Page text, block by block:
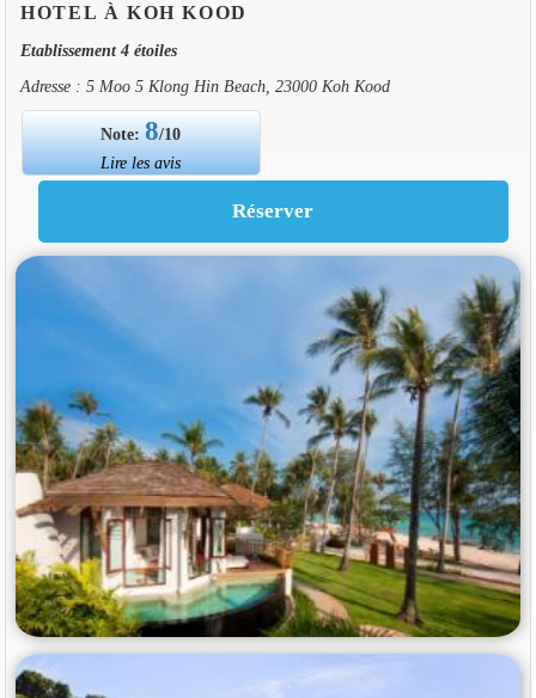
HOTEL À KOH KOOD
Etablissement 4 étoiles
Adresse : 5 Moo 5 Klong Hin Beach, 23000 Koh Kood
Note:8/10
Lire les avis